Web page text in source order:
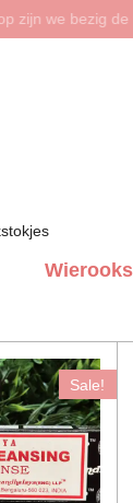
zijn we bezig
Sale!